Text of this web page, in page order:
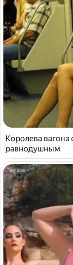
Королева вагона
равнодушным